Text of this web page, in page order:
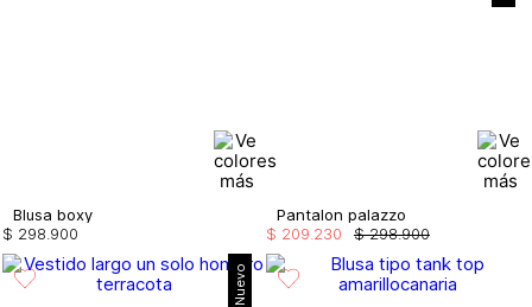
Blusa boxy
$ 298 900
Pantalon palazzo
$ 298.900
$ 209 230
Nuevo